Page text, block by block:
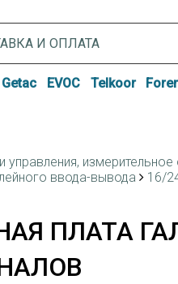
И ОПЛАТА
Getac EVOC Telkoor
управления,
ввода-вывода
16/
ПЛАТА